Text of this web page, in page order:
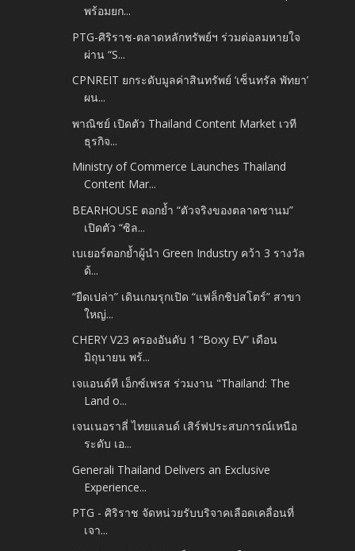
พร้อมยก...
PTG-ศิริราช-ตลาดหลักทรัพย์ฯ ร่วมต่อลมหายใจ
ผ่าน “S...
CPNREIT ยกระดับมูลค่าสินทรัพย์ ‘เซ็นทรัล พัทยา’
ผน...
พาณิชย์ เปิดตัว Thailand Content Market เวที
ธุรกิจ...
Ministry of Commerce Launches Thailand
Content Mar...
BEARHOUSE ตอกย้ำ “ตัวจริงของตลาดชานม”
เปิดตัว “ซิล...
เบเยอร์ตอกย้ำผู้นำ Green Industry คว้า 3 รางวัล
ด้...
“ยืดเปล่า” เดินเกมรุกเปิด “แฟล็กชิปสโตร์” สาขา
ใหญ่...
CHERY V23 ครองอันดับ 1 “Boxy EV” เดือน
มิถุนายน พร้...
เจแอนด์ที เอ็กซ์เพรส ร่วมงาน "Thailand: The
Land o...
เจนเนอราลี่ ไทยแลนด์ เสิร์ฟประสบการณ์เหนือ
ระดับ เอ...
Generali Thailand Delivers an Exclusive
Experience...
PTG - ศิริราช จัดหน่วยรับบริจาคเลือดเคลื่อนที่
เจา...